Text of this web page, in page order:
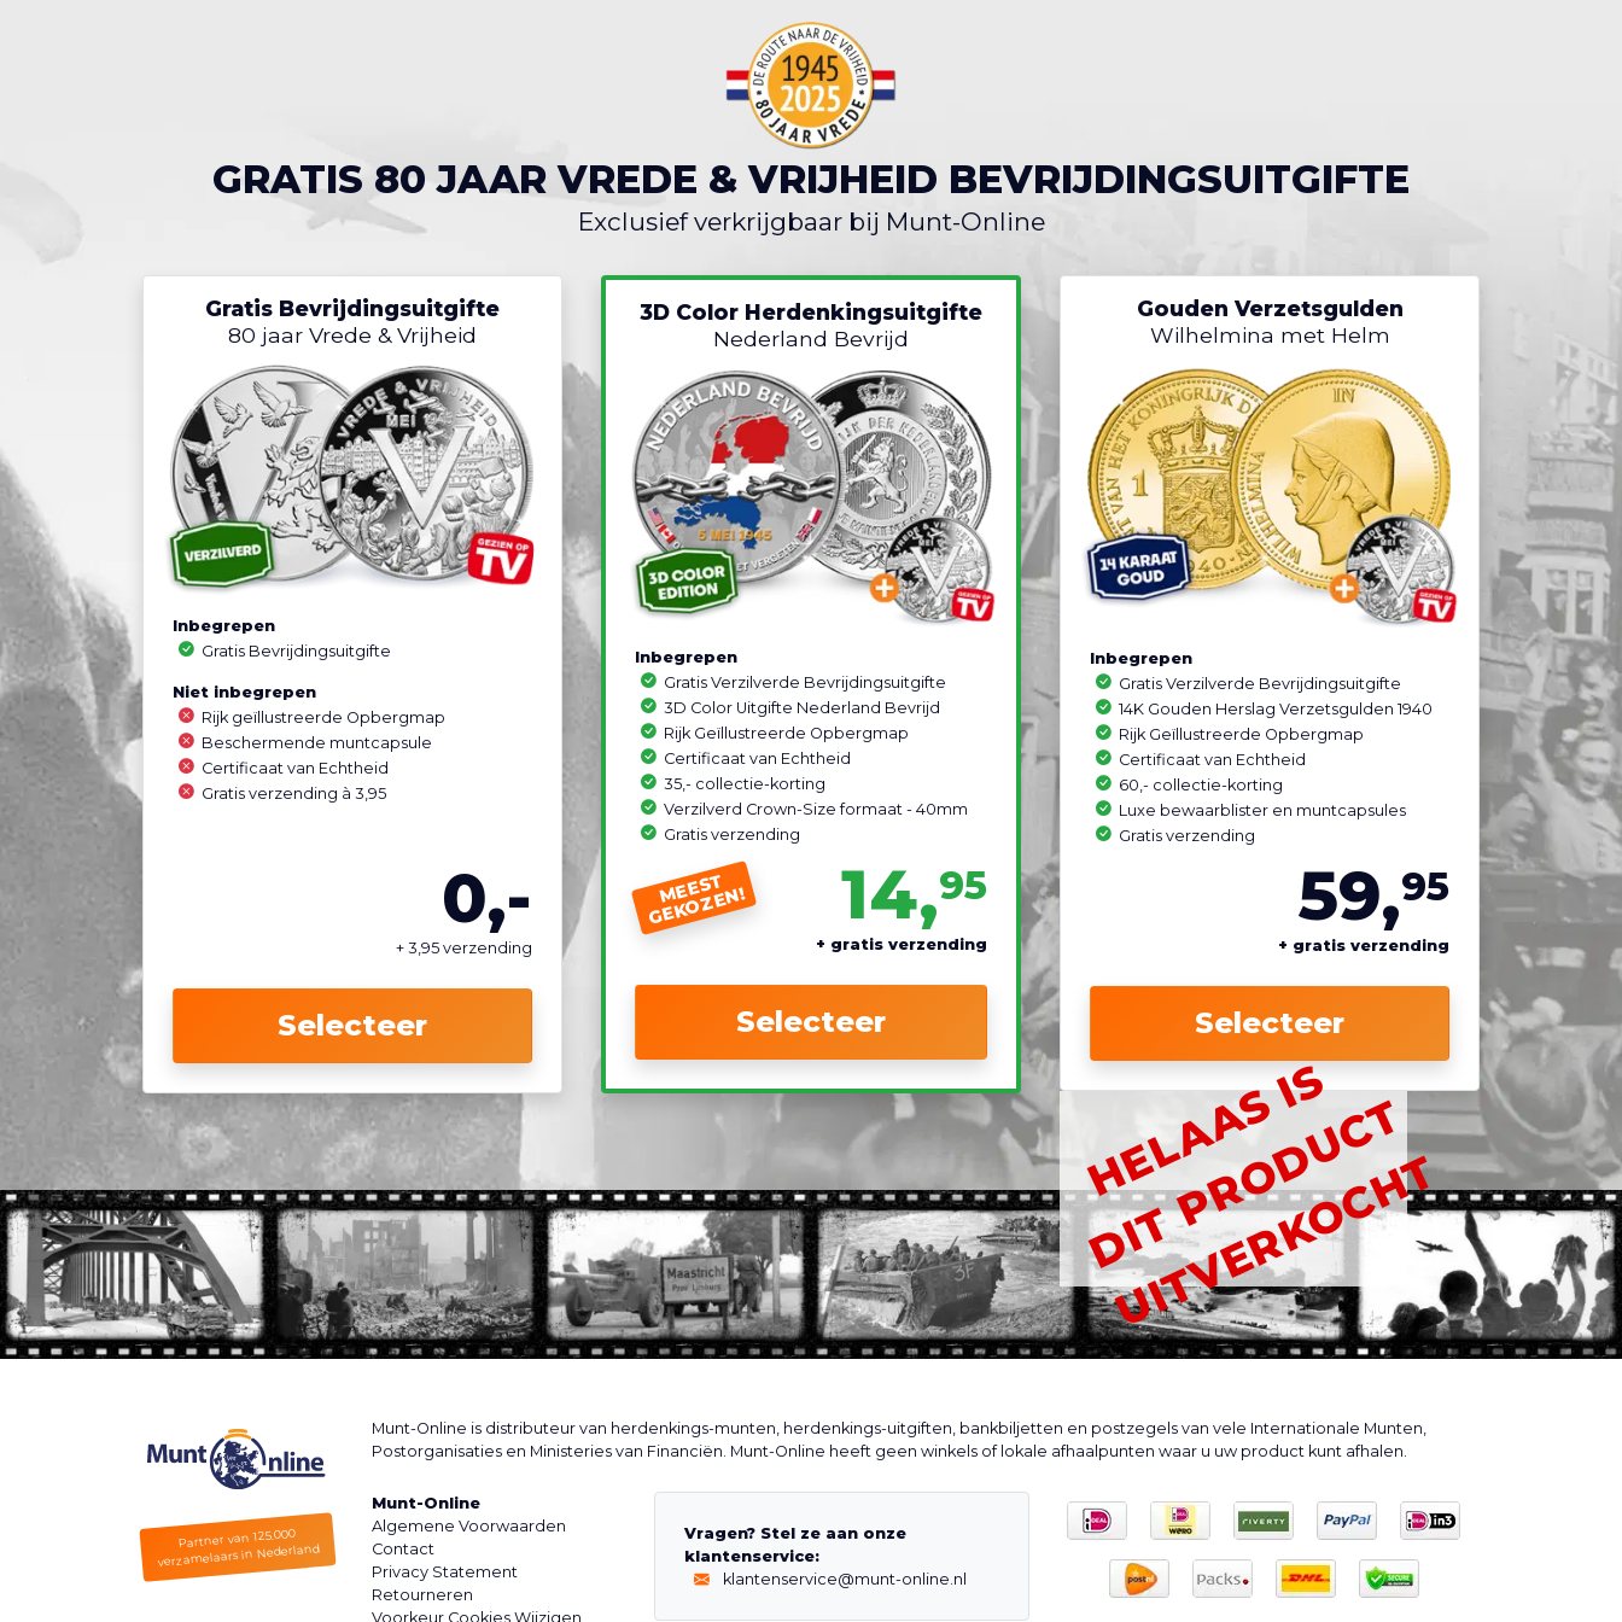
GRATIS 80 JAAR VREDE & VRIJHEID BEVRIJDINGSUITGIFTE
Exclusief verkrijgbaar bij Munt-Online
Gratis Bevrijdingsuitgifte
80 jaar Vrede & Vrijheid
Inbegrepen
Gratis Bevrijdingsuitgifte
Niet inbegrepen
Rijk geïllustreerde Opbergmap
Beschermende muntcapsule
Certificaat van Echtheid
Gratis verzending à 3,95
0,-
+ 3,95 verzending
Selecteer
3D Color Herdenkingsuitgifte
Nederland Bevrijd
Inbegrepen
Gratis Verzilverde Bevrijdingsuitgifte
3D Color Uitgifte Nederland Bevrijd
Rijk Geïllustreerde Opbergmap
Certificaat van Echtheid
35,- collectie-korting
Verzilverd Crown-Size formaat - 40mm
Gratis verzending
MEEST
GEKOZEN! 14,95
+ gratis verzending
Selecteer
Gouden Verzetsgulden
Wilhelmina met Helm
Inbegrepen
Gratis Verzilverde Bevrijdingsuitgifte
14K Gouden Herslag Verzetsgulden 1940
Rijk Geïllustreerde Opbergmap
Certificaat van Echtheid
60,- collectie-korting
Luxe bewaarblister en muntcapsules
Gratis verzending
59,95
+ gratis verzending
Selecteer
HELAAS IS
DIT PRODUCT
UITVERKOCHT
Partner van 125.000
verzamelaars in Nederland
Munt-Online is distributeur van herdenkings-munten, herdenkings-uitgiften, bankbiljetten en postzegels van vele Internationale Munten,
Postorganisaties en Ministeries van Financiën. Munt-Online heeft geen winkels of lokale afhaalpunten waar u uw product kunt afhalen.
Munt-Online
Algemene Voorwaarden
Contact
Privacy Statement
Retourneren
Voorkeur Cookies Wijzigen
Vragen? Stel ze aan onze
klantenservice:
klantenservice@munt-online.nl